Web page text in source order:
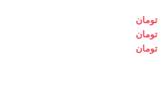
تومان
تومان
تومان